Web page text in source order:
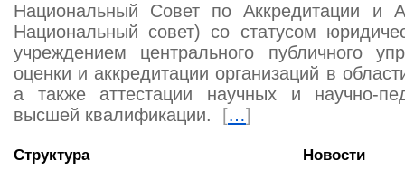
Национальный Совет по Аккредитации и
Национальный совет) со статусом
учреждением центрального публичного
оценки и аккредитации организаций в
а также аттестации научных и научно-
высшей квалификации.
[…]
Структура Новости